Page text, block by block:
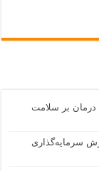
درمان بر سلامت
سرمایه‌گذاری